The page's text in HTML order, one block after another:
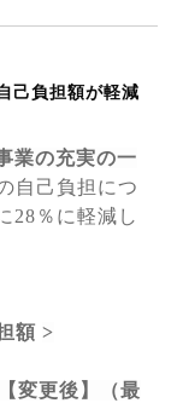
己負担額が軽減
業の充実の一
自己負担につ
28 ％に軽減し
額 >
変更後】（最